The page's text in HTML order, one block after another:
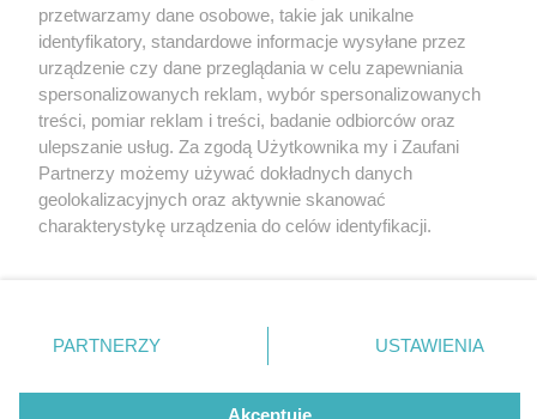
1 / 0
Nie zapomnij
zapoznać się z:
polityką prywatności regulamin korzystania z portali
Twojemiasto
Piekary Śląskie
Chorzów
Tarnowskie Góry
Gliwice
Skontakuj sięz nami
Kontakt
Wydawca
Redakcja
przetwarzamy dane osobowe, takie jak unikalne
identyfikatory, standardowe informacje wysyłane przez
urządzenie czy dane przeglądania w celu zapewniania
spersonalizowanych reklam, wybór spersonalizowanych
treści, pomiar reklam i treści, badanie odbiorców oraz
ulepszanie usług. Za zgodą Użytkownika my i Zaufani
Partnerzy możemy używać dokładnych danych
geolokalizacyjnych oraz aktywnie skanować
charakterystykę urządzenia do celów identyfikacji.
zmienić/wycofać klikając przycisk ustawień prywatności
znajdujący się w lewym dolnym rogu strony
rodzaje przetwarzania danych nie wymagają zgody
użytkownika, ale masz prawo sprzeciwić się takiemu
PARTNERZY USTAWIENIA
Akceptuję